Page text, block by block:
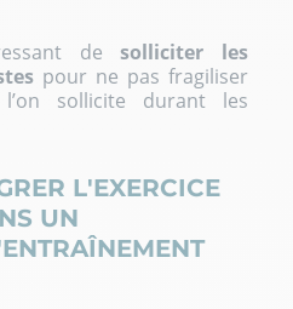
desolliciter les
pour ne pas fragiliser
sollicite durant les
L'EXERCICE
UN